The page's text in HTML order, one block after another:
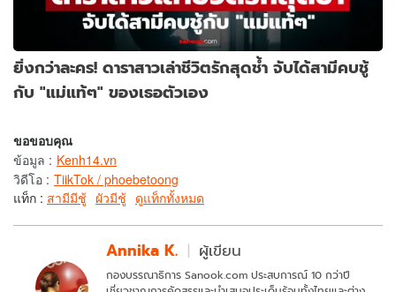
ยิ่งกว่าละคร! ดาราสาวเล่าชีวิตรักสุดช้ำ จับได้สามีคบชู้
กับ "แม่แท้ๆ" ของเธอตัวเอง
ขอขอบคุณ
ข้อมูล : Kenh14.vn
วิดีโอ : TiikTok / phoebetoong
แท็ก : สามีมีชู้ ผัวมีชู้ ดูแท็กทั้งหมด
Annika K. ผู้เขียน
กองบรรณาธิการ Sanook.com ประสบการณ์ 10 กว่าปี